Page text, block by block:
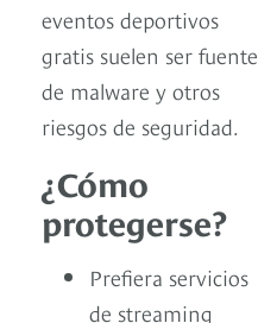
eventos deportivos
gratis suelen ser fuente
de malware y otros
riesgos de seguridad.
¿Cómo
protegerse?
Prefiera servicios
de streaming